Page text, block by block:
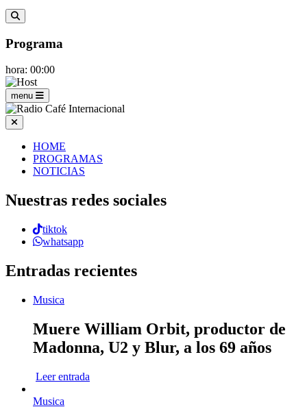
Programa
hora: 00:00
menu
HOME
PROGRAMAS
NOTICIAS
Nuestras redes sociales
tiktok
whatsapp
Entradas recientes
Musica
Muere William Orbit, productor de
Madonna, U2 y Blur, a los 69 años
Leer entrada
Musica